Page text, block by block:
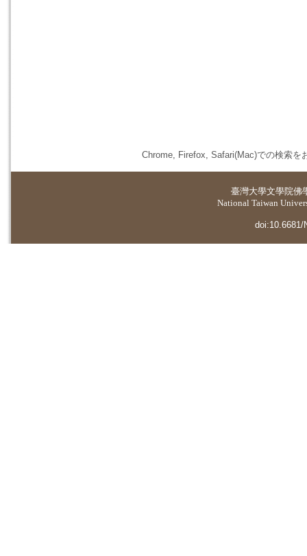
Chrome, Firefox, Safari(Mac)での検索を
臺灣大學文學院佛
National Taiwan
doi:10.6681/